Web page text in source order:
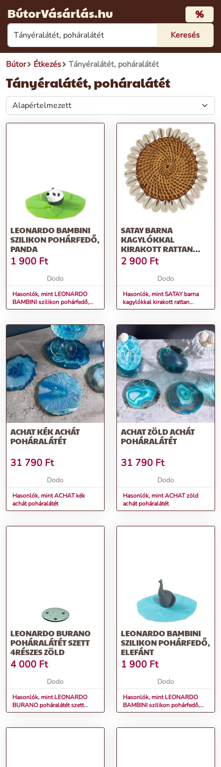
BútorVásárlás.hu %
Bútor Étkezés Tányéralátét, poháralátét
Tányéralátét, poháralátét
LEONARDO BAMBINI
SZILIKON POHÁRFEDŐ,
PANDA
1 900 Ft
Dodo
Hasonlók, mint LEONARDO
BAMBINI szilikon pohárfedő,
panda
SATAY BARNA
KAGYLÓKKAL
KIRAKOTT RATTAN
POHÁRALÁTÉT
2 900 Ft
Dodo
Hasonlók, mint SATAY barna
kagylókkal kirakott rattan
poháralátét
ACHAT KÉK ACHÁT
POHÁRALÁTÉT
31 790 Ft
Dodo
Hasonlók, mint ACHAT kék
achát poháralátét
ACHAT ZÖLD ACHÁT
POHÁRALÁTÉT
31 790 Ft
Dodo
Hasonlók, mint ACHAT zöld
achát poháralátét
LEONARDO BURANO
POHÁRALÁTÉT SZETT
4RÉSZES ZÖLD
4 000 Ft
Dodo
Hasonlók, mint LEONARDO
BURANO poháralátét szett
4részes zöld
LEONARDO BAMBINI
SZILIKON POHÁRFEDŐ,
ELEFÁNT
1 900 Ft
Dodo
Hasonlók, mint LEONARDO
BAMBINI szilikon pohárfedő,
elefánt